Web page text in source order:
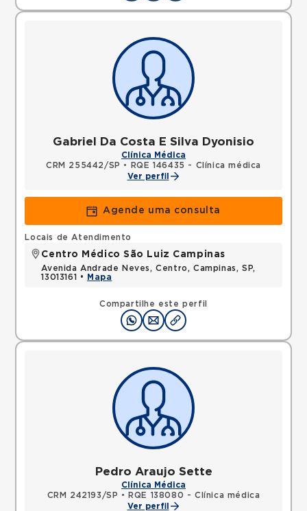
Gabriel Da Costa E Silva Dyonisio
Clínica Médica
CRM 255442/SP •
RQE 146435 - Clínica médica
Ver perfil
Agende uma consulta
Compartilhe este perfil
Locais de Atendimento
Centro Médico São Luiz Campinas
Avenida Andrade Neves, Centro, Campinas, SP,
13013161 •
Mapa
Pedro Araujo Sette
Clínica Médica
CRM 242193/SP •
RQE 138080 - Clínica médica
Ver perfil